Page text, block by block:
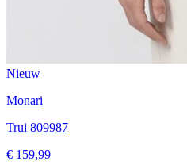
Nieuw
Monari
Trui 809987
€ 159,99